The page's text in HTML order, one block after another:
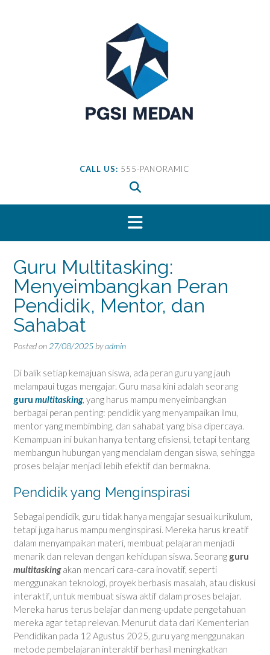
CALL US: 555-PANORAMIC
Guru Multitasking:
Menyeimbangkan Peran
Pendidik, Mentor, dan
Sahabat
Posted on 27/08/2025 byadmin
Di balik setiap kemajuan siswa, ada peran guru yang jauh
melampaui tugas mengajar. Guru masa kini adalah seorang
guru multitasking, yang harus mampu menyeimbangkan
berbagai peran penting: pendidik yang menyampaikan ilmu,
mentor yang membimbing, dan sahabat yang bisa dipercaya.
Kemampuan ini bukan hanya tentang efisiensi, tetapi tentang
membangun hubungan yang mendalam dengan siswa, sehingga
proses belajar menjadi lebih efektif dan bermakna.
Pendidik yang Menginspirasi
Sebagai pendidik, guru tidak hanya mengajar sesuai kurikulum,
tetapi juga harus mampu menginspirasi. Mereka harus kreatif
dalam menyampaikan materi, membuat pelajaran menjadi
menarik dan relevan dengan kehidupan siswa. Seorang guru
multitaskingakan mencari cara-cara inovatif, seperti
menggunakan teknologi, proyek berbasis masalah, atau diskusi
interaktif, untuk membuat siswa aktif dalam proses belajar.
Mereka harus terus belajar dan meng-update pengetahuan
mereka agar tetap relevan. Menurut data dari Kementerian
Pendidikan pada 12 Agustus 2025, guru yang menggunakan
metode pembelajaran interaktif berhasil meningkatkan